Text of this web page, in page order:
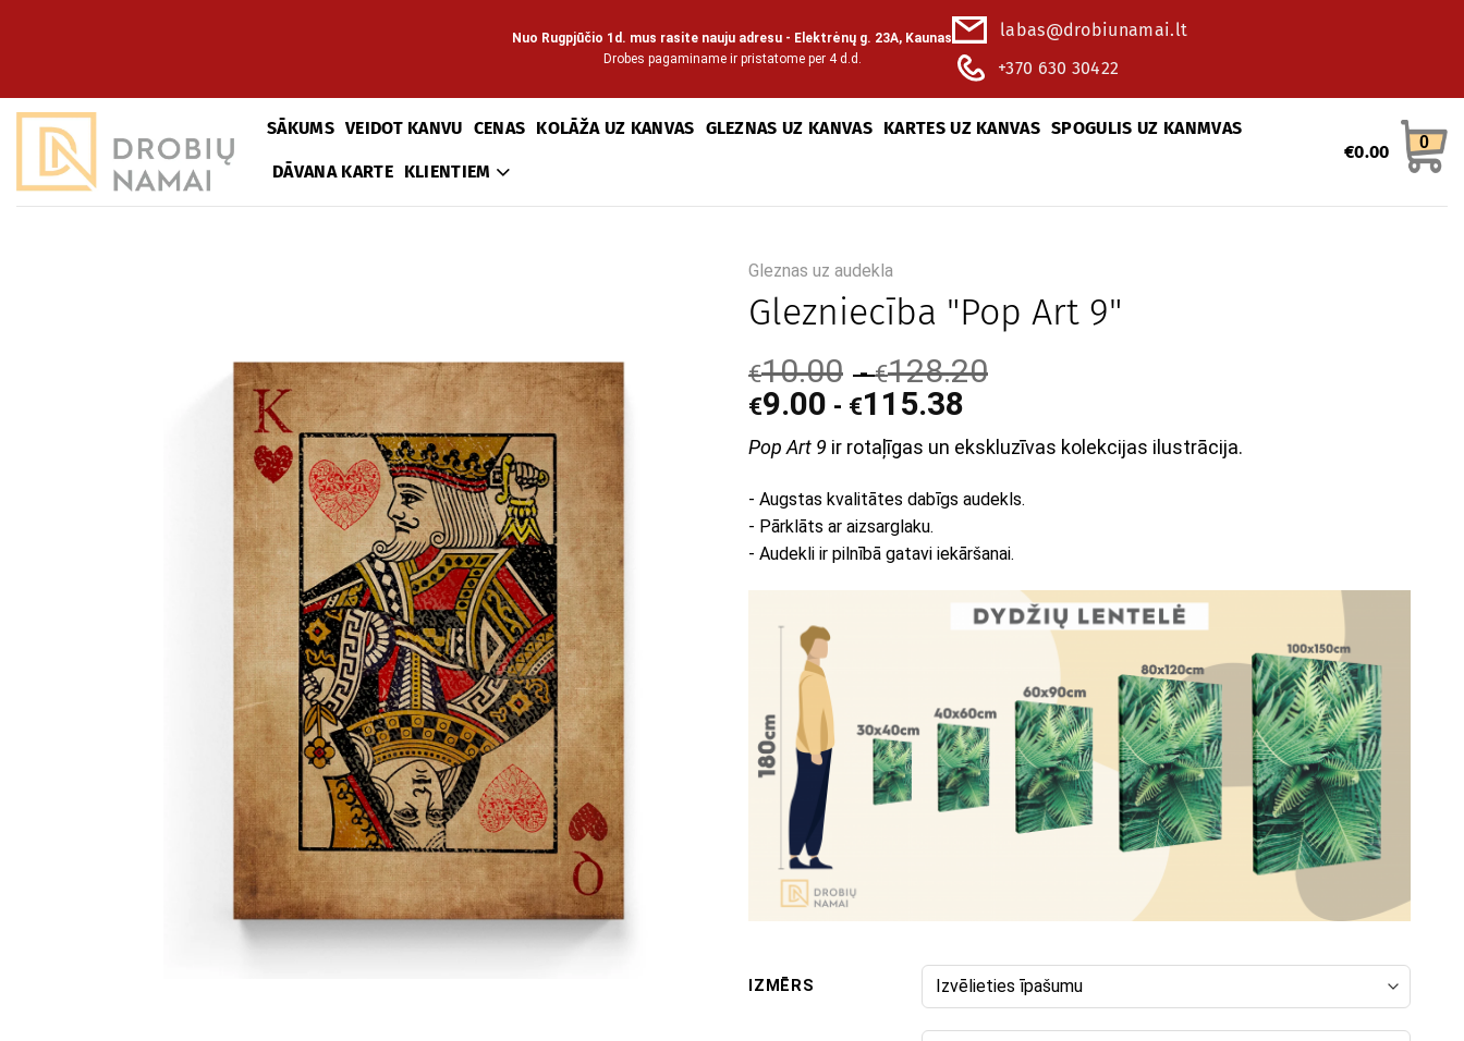
Nuo Rugpjūčio 1d. mus rasite nauju adresu - Elektrėnų g. 23A, Kaunas
Drobes pagaminame ir pristatome per 4 d.d.
labas@drobiunamai.lt
+370 630 30422
SĀKUMS VEIDOT KANVU CENAS KOLĀŽA UZ KANVAS GLEZNAS UZ KANVAS KARTES UZ KANVAS SPOGULIS UZ KANMVAS
DĀVANA KARTE KLIENTIEM
€0.00 0
Gleznas uz audekla
Glezniecība "Pop Art 9"
€10.00 -€128.20
€9.00 - €115.38
Pop Art 9 ir rotaļīgas un ekskluzīvas kolekcijas ilustrācija.
- Augstas kvalitātes dabīgs audekls.
- Pārklāts ar aizsarglaku.
- Audekli ir pilnībā gatavi iekāršanai.
IZMĒRS